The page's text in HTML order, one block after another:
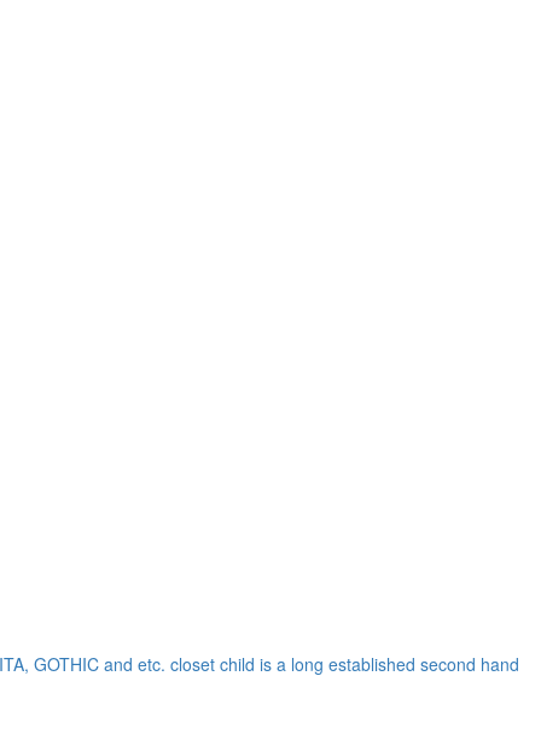
GOTHIC and etc. closet child is a long established second hand